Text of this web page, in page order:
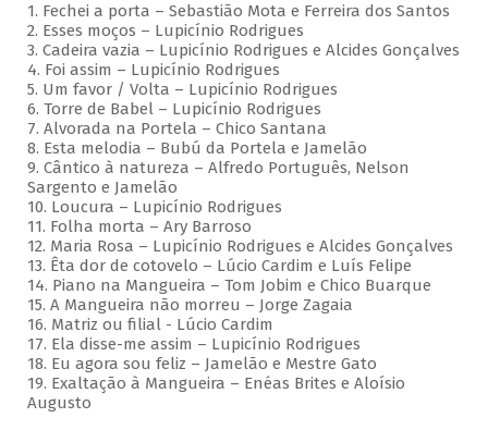
1. Fechei a porta – Sebastião Mota e Ferreira dos Santos
2. Esses moços – Lupicínio Rodrigues
3. Cadeira vazia – Lupicínio Rodrigues e Alcides Gonçalves
4. Foi assim – Lupicínio Rodrigues
5. Um favor / Volta – Lupicínio Rodrigues
6. Torre de Babel – Lupicínio Rodrigues
7. Alvorada na Portela – Chico Santana
8. Esta melodia – Bubú da Portela e Jamelão
9. Cântico à natureza – Alfredo Português, Nelson
Sargento e Jamelão
10. Loucura – Lupicínio Rodrigues
11. Folha morta – Ary Barroso
12. Maria Rosa – Lupicínio Rodrigues e Alcides Gonçalves
13. Êta dor de cotovelo – Lúcio Cardim e Luís Felipe
14. Piano na Mangueira – Tom Jobim e Chico Buarque
15. A Mangueira não morreu – Jorge Zagaia
16. Matriz ou filial - Lúcio Cardim
17. Ela disse-me assim – Lupicínio Rodrigues
18. Eu agora sou feliz – Jamelão e Mestre Gato
19. Exaltação à Mangueira – Enéas Brites e Aloísio
Augusto